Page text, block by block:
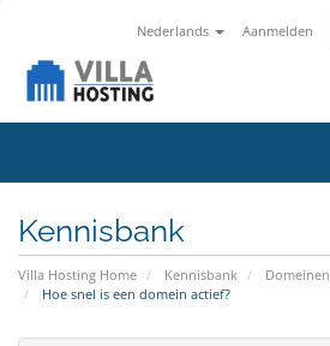
Nederlands Aanmelden
Kennisbank
Villa Hosting Home Kennisbank
Domeinen
Hoe snel is een domein actief?